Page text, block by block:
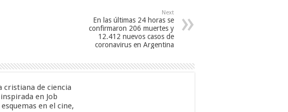
Next
En las últimas 24 horas se
confirmaron 206 muertes y
12.412 nuevos casos de
coronavirus en Argentina
cristiana de ciencia
en Job
en el cine,